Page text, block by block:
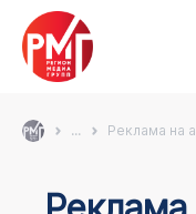
... Реклама на